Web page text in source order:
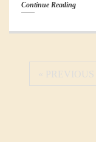
Continue Reading
« PREVIOUS